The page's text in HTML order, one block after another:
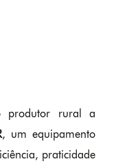
produtor rural a
, um equipamento
praticidade